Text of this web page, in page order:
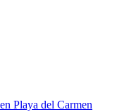
Playa del Carmen